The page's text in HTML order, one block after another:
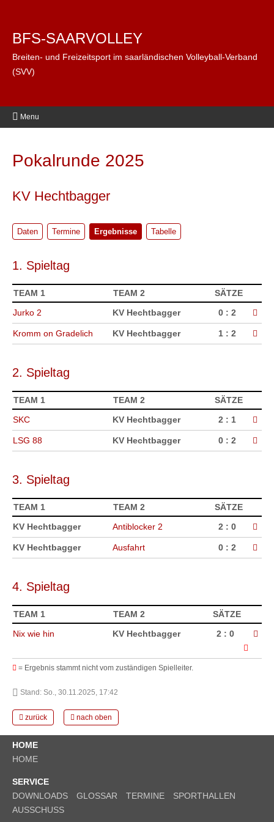
BFS-SAARVOLLEY
Breiten- und Freizeitsport im saarländischen Volleyball-Verband
(SVV)
Menu
Pokalrunde 2025
KV Hechtbagger
Daten Termine Ergebnisse Tabelle
1. Spieltag
TEAM 1 TEAM 2
SÄTZE
Jurko 2
KV Hechtbagger 0 : 2
Kromm on Gradelich KV Hechtbagger 1 : 2
2. Spieltag
TEAM 1 TEAM 2
SÄTZE
SKC
KV Hechtbagger 2 : 1
LSG 88 KV Hechtbagger 0 : 2
3. Spieltag
TEAM 1 TEAM 2
SÄTZE
KV Hechtbagger
Antiblocker 2 2 : 0
KV Hechtbagger Ausfahrt 0 : 2
4. Spieltag
TEAM 1 TEAM 2
SÄTZE
Nix wie hin
KV Hechtbagger 2 : 0
= Ergebnis stammt nicht vom zuständigen Spielleiter.
Stand: So., 30.11.2025, 17:42
zurück nach oben
HOME
HOME
SERVICE
DOWNLOADS
GLOSSAR TERMINE
SPORTHALLEN
AUSSCHUSS